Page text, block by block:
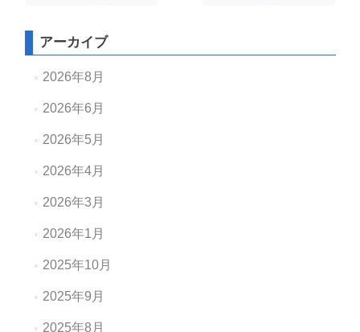
アーカイブ
2026年8月
2026年6月
2026年5月
2026年4月
2026年3月
2026年1月
2025年10月
2025年9月
2025年8月